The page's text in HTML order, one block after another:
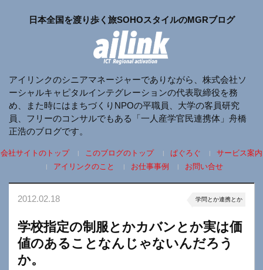
日本全国を渡り歩く旅SOHOスタイルのMGRブログ
アイリンクのシニアマネージャーでありながら、株式会社ソ
ーシャルキャピタルインテグレーションの代表取締役を務
め、また時にはまちづくりNPOの平職員、大学の客員研究
員、フリーのコンサルでもある「一人産学官民連携体」舟橋
正浩のブログです。
会社サイトのトップ このブログのトップ ぱぐろぐ
サービス案内
アイリンクのこと
お仕事事例 お問い合せ
2012.02.18 学問とか連携とか
学校指定の制服とかカバンとか実は価
値のあることなんじゃないんだろう
か。